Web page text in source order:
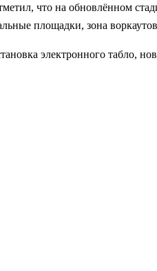
что на обновлённом
площадки, зона
электронного табло,